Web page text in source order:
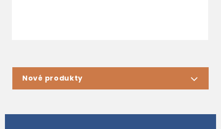
Nové produkty